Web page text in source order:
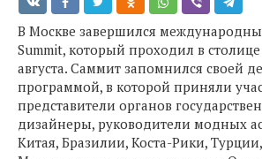
В Москве завершился
Summit, который проходил в столице
августа. Саммит запомнился своей
программой, в которой приняли
представители органов
дизайнеры, руководители модных
Китая, Бразилии, Коста-Рики,